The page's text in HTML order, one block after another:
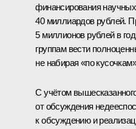
финансирования
40 миллиардов рублей.
5 миллионов рублей в
группам вести
не набирая «по
С учётом
от обсуждения
к обсуждению и